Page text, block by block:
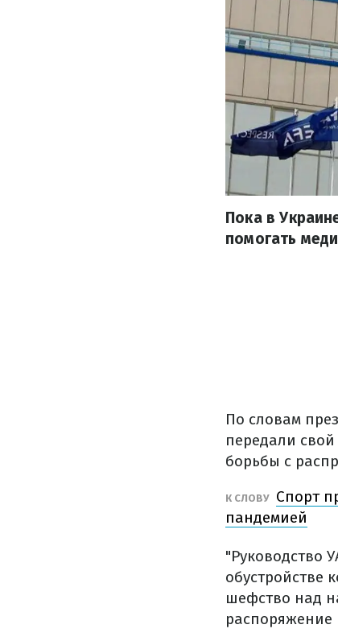
Пока в
помогать
По словам
передали
борьбы с
К СЛОВУ Спорт
пандемией
"Руководство
обустройстве
шефство над
распоряжение